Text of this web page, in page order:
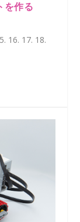
を作る
16. 17. 18.